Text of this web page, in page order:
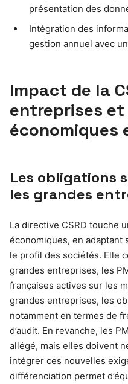
présentation des
Intégration des
gestion annuel avec
Impact de la
entreprises
économiques
Les obligations
les grandes
La directive CSRD touche
économiques, en adaptant
le profil des sociétés. Elle
grandes entreprises, les
françaises actives sur les
grandes entreprises, les
notamment en termes de
d’audit. En revanche, les
allégé, mais elles doivent
intégrer ces nouvelles
différenciation permet